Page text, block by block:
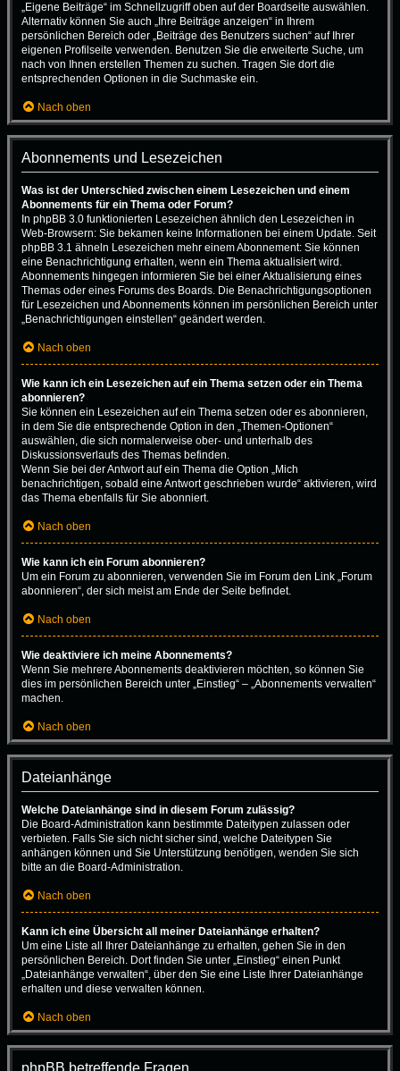
„Eigene Beiträge“ im Schnellzugriff oben auf der Boardseite auswählen.
Alternativ können Sie auch „Ihre Beiträge anzeigen“ in Ihrem
persönlichen Bereich oder „Beiträge des Benutzers suchen“ auf Ihrer
eigenen Profilseite verwenden. Benutzen Sie die erweiterte Suche, um
nach von Ihnen erstellen Themen zu suchen. Tragen Sie dort die
entsprechenden Optionen in die Suchmaske ein.
Nach oben
Abonnements und Lesezeichen
Was ist der Unterschied zwischen einem Lesezeichen und einem
Abonnements für ein Thema oder Forum?
In phpBB 3.0 funktionierten Lesezeichen ähnlich den Lesezeichen in
Web-Browsern: Sie bekamen keine Informationen bei einem Update. Seit
phpBB 3.1 ähneln Lesezeichen mehr einem Abonnement: Sie können
eine Benachrichtigung erhalten, wenn ein Thema aktualisiert wird.
Abonnements hingegen informieren Sie bei einer Aktualisierung eines
Themas oder eines Forums des Boards. Die Benachrichtigungsoptionen
für Lesezeichen und Abonnements können im persönlichen Bereich unter
„Benachrichtigungen einstellen“ geändert werden.
Nach oben
Wie kann ich ein Lesezeichen auf ein Thema setzen oder ein Thema
abonnieren?
Sie können ein Lesezeichen auf ein Thema setzen oder es abonnieren,
in dem Sie die entsprechende Option in den „Themen-Optionen“
auswählen, die sich normalerweise ober- und unterhalb des
Diskussionsverlaufs des Themas befinden.
Wenn Sie bei der Antwort auf ein Thema die Option „Mich
benachrichtigen, sobald eine Antwort geschrieben wurde“ aktivieren, wird
das Thema ebenfalls für Sie abonniert.
Nach oben
Wie kann ich ein Forum abonnieren?
Um ein Forum zu abonnieren, verwenden Sie im Forum den Link „Forum
abonnieren“, der sich meist am Ende der Seite befindet.
Nach oben
Wie deaktiviere ich meine Abonnements?
Wenn Sie mehrere Abonnements deaktivieren möchten, so können Sie
dies im persönlichen Bereich unter „Einstieg“ – „Abonnements verwalten“
machen.
Nach oben
Dateianhänge
Welche Dateianhänge sind in diesem Forum zulässig?
Die Board-Administration kann bestimmte Dateitypen zulassen oder
verbieten. Falls Sie sich nicht sicher sind, welche Dateitypen Sie
anhängen können und Sie Unterstützung benötigen, wenden Sie sich
bitte an die Board-Administration.
Nach oben
Kann ich eine Übersicht all meiner Dateianhänge erhalten?
Um eine Liste all Ihrer Dateianhänge zu erhalten, gehen Sie in den
persönlichen Bereich. Dort finden Sie unter „Einstieg“ einen Punkt
„Dateianhänge verwalten“, über den Sie eine Liste Ihrer Dateianhänge
erhalten und diese verwalten können.
Nach oben
phpBB betreffende Fragen